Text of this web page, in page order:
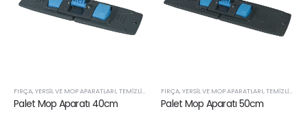
FIRÇA, YERSIL VE MOP APARATLARI,TEMIZLIK APARATLARI VE SARF ÜRÜNLERI
Palet Mop Aparatı 40cm
FIRÇA, YERSIL VE MOP APARATLARI,TEMIZLIK APARATLARI VE SARF ÜRÜNLERI
Palet Mop Aparatı 50cm